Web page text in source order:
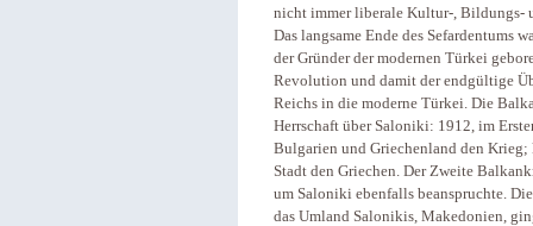
nicht immer liberale Kultur-, Bildungs-
Das langsame Ende des Sefardentums
der Gründer der modernen Türkei
Revolution und damit der endgültige
Reichs in die moderne Türkei. Die
Herrschaft über Saloniki: 1912, im
Bulgarien und Griechenland den Krieg;
Stadt den Griechen. Der Zweite
um Saloniki ebenfalls beanspruchte.
das Umland Salonikis, Makedonien,